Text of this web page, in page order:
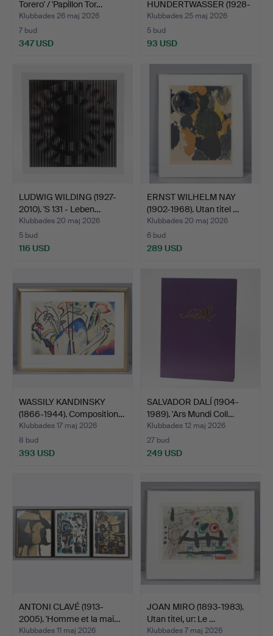
Torero' / 'Papillon Tor…
Klubbades 26 maj 2026
7 bud
347 USD
HUNDERTWASSER (1928-
2000). '…
Klubbades 25 maj 2026
5 bud
93 USD
LUDWIG WILDING (1927-
2010). 'S 131 - Leben…
Klubbades 20 maj 2026
5 bud
116 USD
ERNST WILHELM NAY
(1902-1968). Utan titel …
Klubbades 20 maj 2026
6 bud
289 USD
WASSILY KANDINSKY
(1866-1944). Composition…
Klubbades 17 maj 2026
8 bud
393 USD
SALVADOR DALÍ (1904-
1989). 'Ars Mundi Coll…
Klubbades 12 maj 2026
27 bud
249 USD
ANTONI CLAVÉ (1913-
2005). 'Homme et la mai…
Klubbades 11 maj 2026
JOAN MIRO (1893-1983).
Utan titel, ur: Le …
Klubbades 7 maj 2026